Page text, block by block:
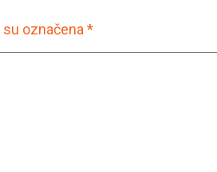
označena *